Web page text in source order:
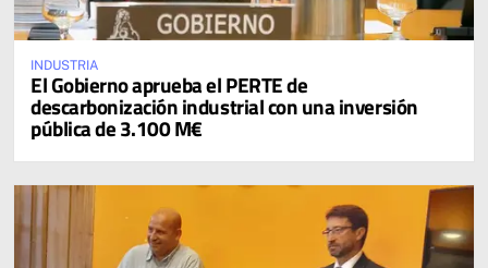
INDUSTRIA
El Gobierno aprueba el PERTE de
descarbonización industrial con una inversión
pública de 3.100 M€